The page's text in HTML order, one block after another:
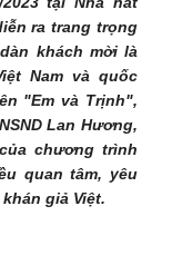
ra trang trọng
khách mời là
Nam và quốc
"Em và Trịnh",
Lan Hương,
chương trình
quan tâm, yêu
giả Việt.